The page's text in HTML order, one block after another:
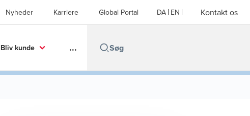
Nyheder Karriere Global Portal DA EN Kontakt os
Bliv kunde ...